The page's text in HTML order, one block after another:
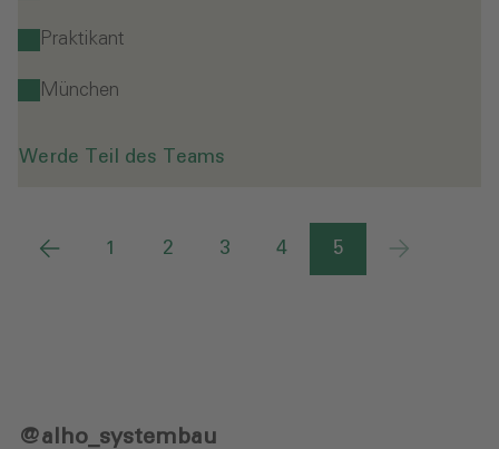
Praktikant
München
Werde Teil des Teams
1 2 3 4 5
@alho_systembau